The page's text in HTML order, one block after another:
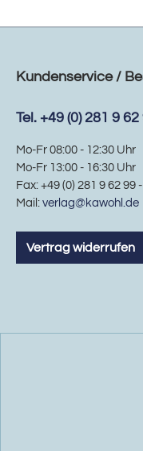
Kundenservice /
Tel. +49 (0) 281 9 62
Mo-Fr 08:00 - 12:30 Uhr
Mo-Fr 13:00 - 16:30 Uhr
Fax: +49 (0) 281 9 62 99
Mail: verlag@kawohl.de
Vertrag widerrufen